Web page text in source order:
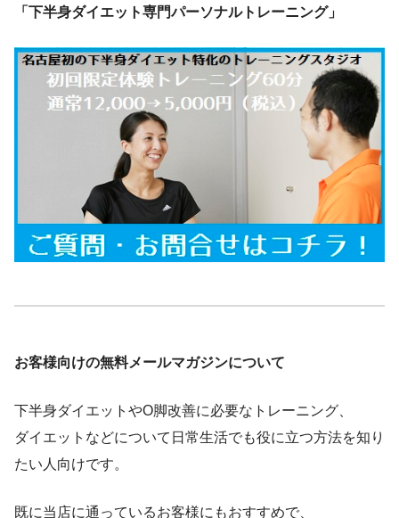
「下半身ダイエット専門パーソナルトレーニング」
お客様向けの無料メールマガジンについて
下半身ダイエットやO脚改善に必要なトレーニング、
ダイエットなどについて日常生活でも役に立つ方法を知り
たい人向けです。
既に当店に通っているお客様にもおすすめで、